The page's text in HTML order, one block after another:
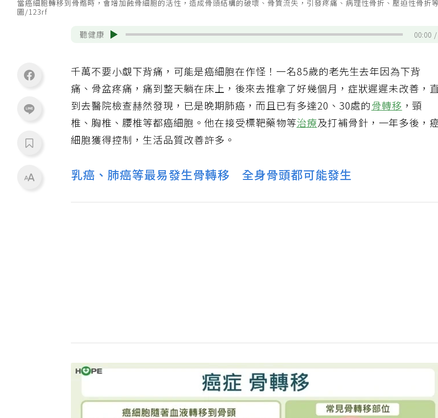
當癌細胞轉移到骨骼時，會增加蝕骨細胞的活性，造成骨頭結構的破壞、骨質流失，引發疼痛、病理性骨折、壓迫性骨折
圖/123rf
聽健康 00:00
千萬不要小覷下背痛，可能是癌細胞在作怪！一名85歲的老先生去年因為下背
痛、骨盆疼痛，痛到整天躺在床上，後來去推拿了好幾個月，症狀遲遲未改善，
到去醫院檢查赫然發現，已是晚期肺癌，而且已有多達20、30處的骨轉移 ，頸
椎、胸椎、腰椎等都癌細胞。他在接受標靶藥物等治療及打補骨針，一年多後，
細胞獲得控制，生活品質改善許多。
乳癌、肺癌等最易發生骨轉移 全身骨頭都可能發生